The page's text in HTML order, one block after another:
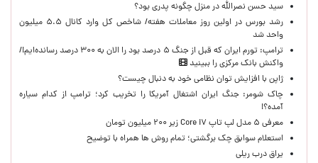
سید حسن نصرالله در منزل چگونه پدری بود؟
رشد بورس در اولین روز معاملات هفته/ شاخص کل وارد کانال ۵.۵ میلیون
واحد شد
ترامپ: تورم ایران که قبل از جنگ ۵ درصد بود را الان به ۳۰۰ درصد رسانده‌ایم!/
واکنش بانک مرکزی را ببینید
ژاپن با افزایش توان نظامی خود به دنبال چیست؟
چاک شومر: جنگ ایران اشتغال آمریکا را تخریب کرد؛ ترامپ از کدام سیاره
آمده؟!
معرفی ۵ مدل لپ تاپ Core i۷ زیر ۲۰۰ میلیون تومان
استعلام سوابق چک برگشتی؛ تمام روش ها همراه با توضیح
یراق درب ریلی